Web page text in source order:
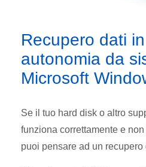
Recupero dati
autonomia da
Microsoft
Se il tuo hard disk o altro
funziona correttamente e
puoi pensare ad un recupero